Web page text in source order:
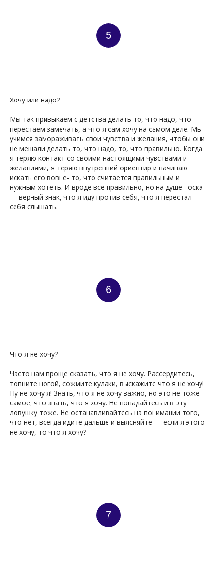
5
Хочу или надо?
Мы так привыкаем с детства делать то, что надо, что
перестаем замечать, а что я сам хочу на самом деле. Мы
учимся замораживать свои чувства и желания, чтобы они
не мешали делать то, что надо, то, что правильно. Когда
я теряю контакт со своими настоящими чувствами и
желаниями, я теряю внутренний ориентир и начинаю
искать его вовне- то, что считается правильным и
нужным хотеть. И вроде все правильно, но на душе тоска
— верный знак, что я иду против себя, что я перестал
себя слышать.
6
Что я не хочу?
Часто нам проще сказать, что я не хочу. Рассердитесь,
топните ногой, сожмите кулаки, выскажите что я не хочу!
Ну не хочу я! Знать, что я не хочу важно, но это не тоже
самое, что знать, что я хочу. Не попадайтесь и в эту
ловушку тоже. Не останавливайтесь на понимании того,
что нет, всегда идите дальше и выясняйте — если я этого
не хочу, то что я хочу?
7